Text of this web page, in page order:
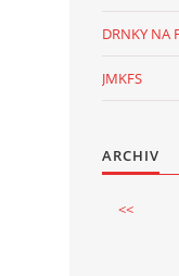
DRNKY NA
JMKFS
ARCHIV
<<